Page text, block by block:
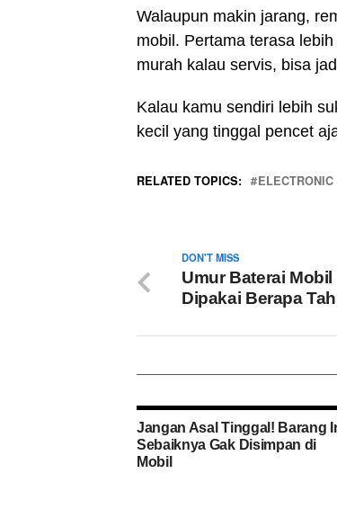
Walaupun makin jarang,
mobil. Pertama terasa
murah kalau servis, bisa
Kalau kamu sendiri lebih
kecil yang tinggal pencet
RELATED TOPICS:
DON'T MISS
Umur Baterai
Dipakai Berapa
Jangan Asal Tinggal! Barang
Sebaiknya Gak Disimpan di
Mobil